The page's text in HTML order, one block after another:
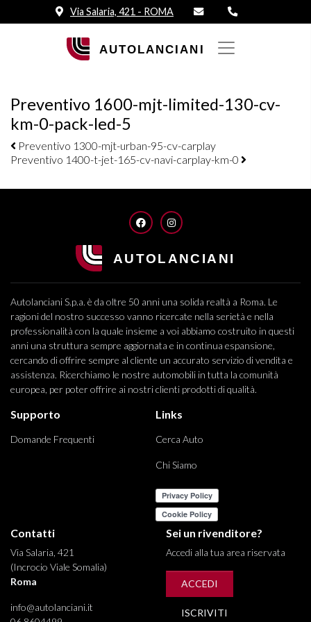
Via Salaria, 421 - ROMA
Preventivo 1600-mjt-limited-130-cv-
km-0-pack-led-5
Navigazione elementi
Preventivo 1300-mjt-urban-95-cv-carplay
Preventivo 1400-t-jet-165-cv-navi-carplay-km-0
FACEBOOKINSTAGRAM
Autolanciani S.p.a. è da oltre 50 anni una solida realtà a Roma. Le
ragioni del nostro successo vanno ricercate nella serietà e nella
professionalità con la quale insieme a voi abbiamo costruito in questi
anni una struttura sempre aggiornata e in continua espansione,
cercando di offrire sempre al cliente un accurato servizio di vendita e
assistenza. Ricerchiamo le nostre automobili in tutta la comunità
europea, per poter offrire ai nostri clienti prodotti di qualità.
Supporto
Domande Frequenti
Links
Cerca Auto
Chi Siamo
Contatti
Via Salaria, 421
(Incrocio Viale Somalia)
Roma
info@autolanciani.it
Sei un rivenditore?
Accedi alla tua area riservata
ACCEDI
ISCRIVITI